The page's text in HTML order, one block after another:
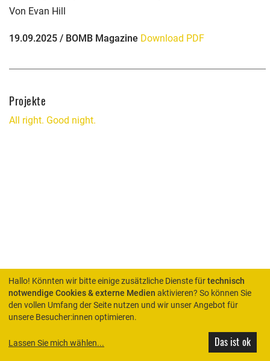
Von Evan Hill
19.09.2025 / BOMB Magazine Download PDF
Projekte
All right. Good night.
HOME
Hallo! Könnten wir bitte einige zusätzliche Dienste fürtechnisch
notwendige Cookies & externe Medien aktivieren? So können Sie
den vollen Umfang der Seite nutzen und wir unser Angebot für
unsere Besucher:innen optimieren.
Lassen Sie mich wählen... Das ist ok